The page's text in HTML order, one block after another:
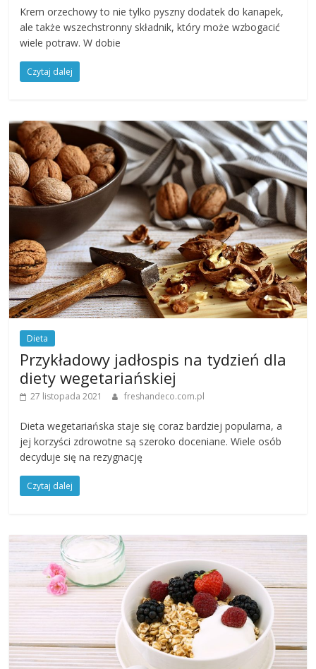
Krem orzechowy to nie tylko pyszny dodatek do kanapek,
ale także wszechstronny składnik, który może wzbogacić
wiele potraw. W dobie
Czytaj dalej
Dieta
Przykładowy jadłospis na tydzień dla
diety wegetariańskiej
27 listopada 2021 freshandeco.com.pl
Dieta wegetariańska staje się coraz bardziej popularna, a
jej korzyści zdrowotne są szeroko doceniane. Wiele osób
decyduje się na rezygnację
Czytaj dalej